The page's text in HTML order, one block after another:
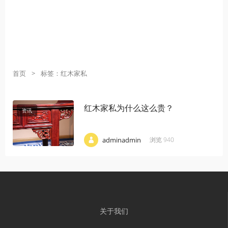
首页 > 标签：红木家私
资讯 红木家私为什么这么贵？
adminadmin 浏览 940
关于我们